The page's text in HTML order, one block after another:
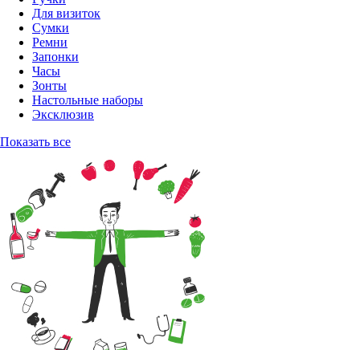
Для визиток
Сумки
Ремни
Запонки
Часы
Зонты
Настольные наборы
Эксклюзив
Показать все